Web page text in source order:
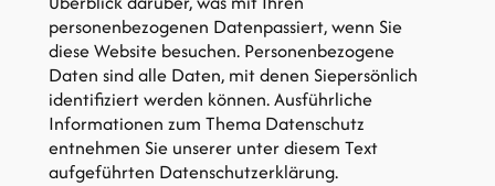
personenbezogenen Datenpassiert, wenn Sie
diese Website besuchen. Personenbezogene
Daten sind alle Daten, mit denen Siepersönlich
identifiziert werden können. Ausführliche
Informationen zum Thema Datenschutz
entnehmen Sie unserer unter diesem Text
aufgeführten Datenschutzerklärung.